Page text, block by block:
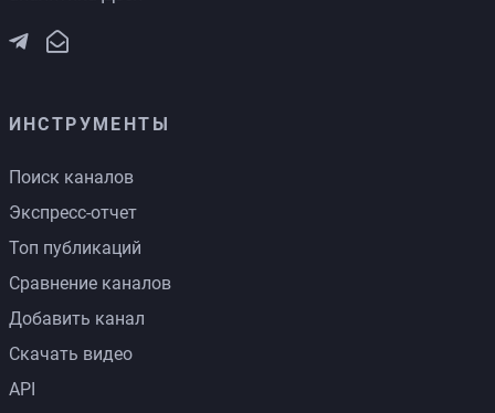
ИНСТРУМЕНТЫ
Поиск каналов
Экспресс-отчет
Топ публикаций
Сравнение каналов
Добавить канал
Скачать видео
API